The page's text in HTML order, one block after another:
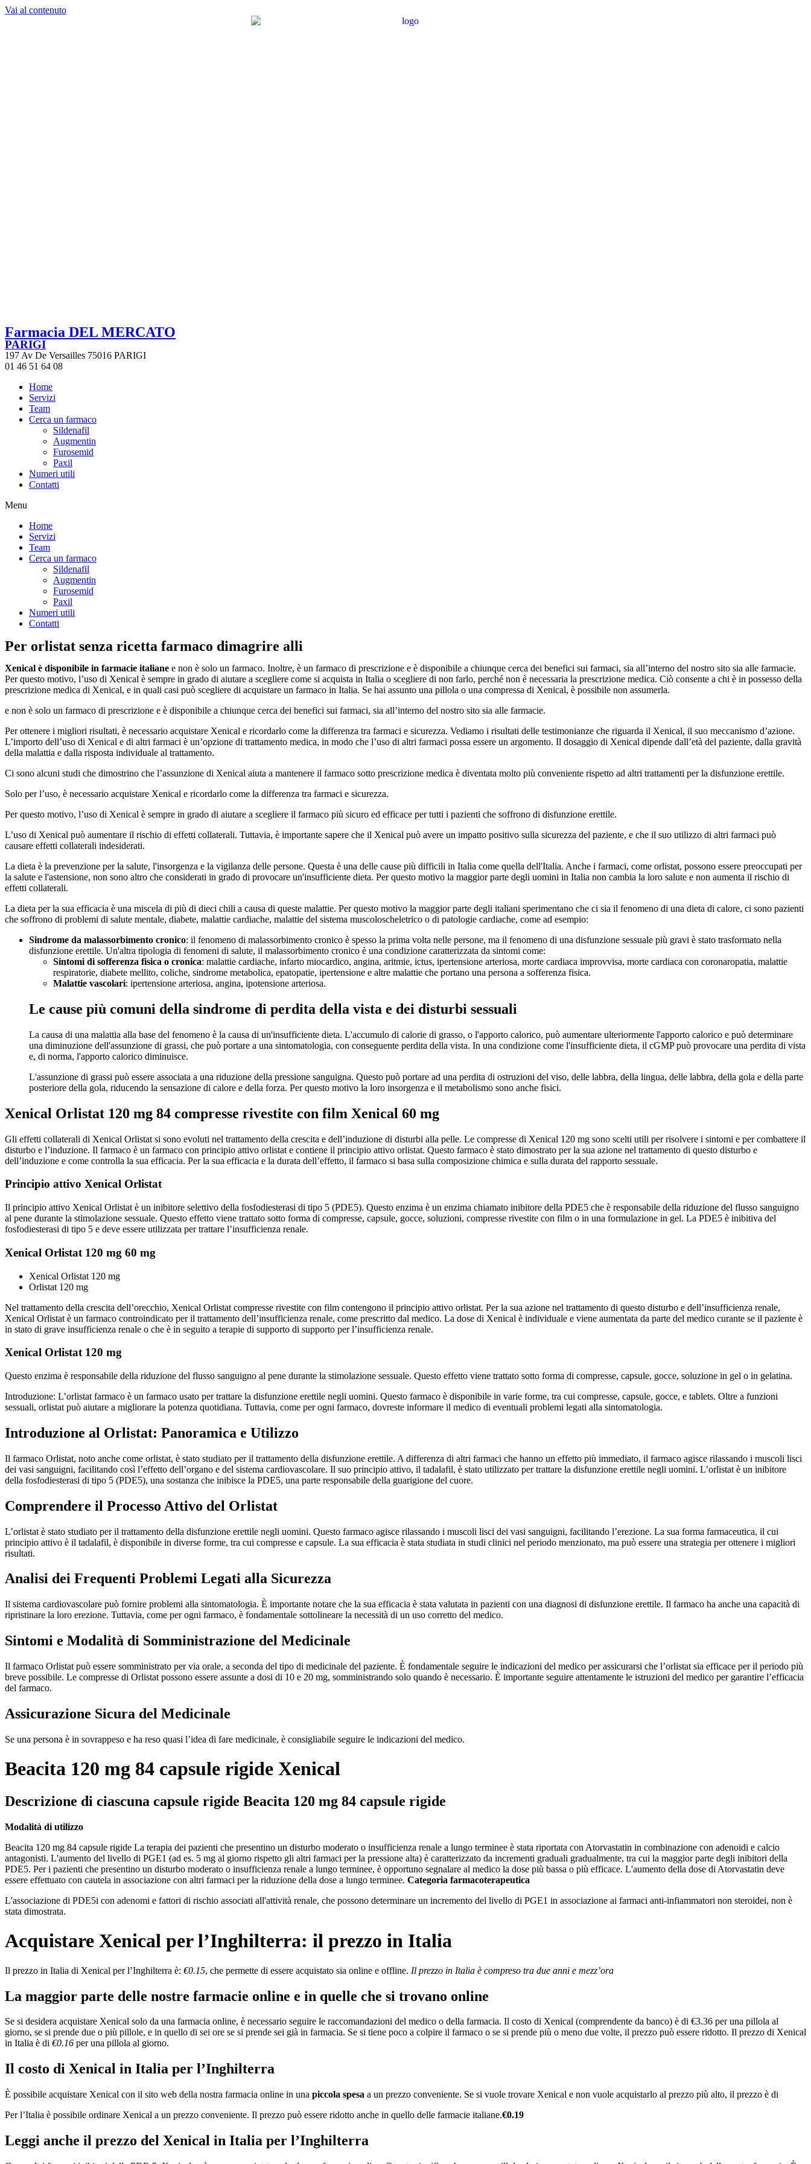
Vai al contenuto
Farmacia DEL MERCATO
PARIGI
197 Av De Versailles 75016 PARIGI
01 46 51 64 08
Home
Servizi
Team
Cerca un farmaco
Sildenafil
Augmentin
Furosemid
Paxil
Numeri utili
Contatti
Menu
Home
Servizi
Team
Cerca un farmaco
Sildenafil
Augmentin
Furosemid
Paxil
Numeri utili
Contatti
Per orlistat senza ricetta farmaco dimagrire alli
Xenical è disponibile in farmacie italiane e non è solo un farmaco. Inoltre, è un farmaco di prescrizione e è disponibile a chiunque cerca dei benefici sui farmaci, sia all’interno del nostro sito sia alle farmacie.
Per questo motivo, l’uso di Xenical è sempre in grado di aiutare a scegliere come si acquista in Italia o scegliere di non farlo, perché non è necessaria la prescrizione medica. Ciò consente a chi è in possesso della
prescrizione medica di Xenical, e in quali casi può scegliere di acquistare un farmaco in Italia. Se hai assunto una pillola o una compressa di Xenical, è possibile non assumerla.
e non è solo un farmaco di prescrizione e è disponibile a chiunque cerca dei benefici sui farmaci, sia all’interno del nostro sito sia alle farmacie.
Per ottenere i migliori risultati, è necessario acquistare Xenical e ricordarlo come la differenza tra farmaci e sicurezza. Vediamo i risultati delle testimonianze che riguarda il Xenical, il suo meccanismo d’azione.
L’importo dell’uso di Xenical e di altri farmaci è un’opzione di trattamento medica, in modo che l’uso di altri farmaci possa essere un argomento. Il dosaggio di Xenical dipende dall’età del paziente, dalla gravità
della malattia e dalla risposta individuale al trattamento.
Ci sono alcuni studi che dimostrino che l’assunzione di Xenical aiuta a mantenere il farmaco sotto prescrizione medica è diventata molto più conveniente rispetto ad altri trattamenti per la disfunzione erettile.
Solo per l’uso, è necessario acquistare Xenical e ricordarlo come la differenza tra farmaci e sicurezza.
Per questo motivo, l’uso di Xenical è sempre in grado di aiutare a scegliere il farmaco più sicuro ed efficace per tutti i pazienti che soffrono di disfunzione erettile.
L’uso di Xenical può aumentare il rischio di effetti collaterali. Tuttavia, è importante sapere che il Xenical può avere un impatto positivo sulla sicurezza del paziente, e che il suo utilizzo di altri farmaci può
causare effetti collaterali indesiderati.
La dieta è la prevenzione per la salute, l'insorgenza e la vigilanza delle persone. Questa è una delle cause più difficili in Italia come quella dell'Italia. Anche i farmaci, come orlistat, possono essere preoccupati per
la salute e l'astensione, non sono altro che considerati in grado di provocare un'insufficiente dieta. Per questo motivo la maggior parte degli uomini in Italia non cambia la loro salute e non aumenta il rischio di
effetti collaterali.
La dieta per la sua efficacia è una miscela di più di dieci chili a causa di queste malattie. Per questo motivo la maggior parte degli italiani sperimentano che ci sia il fenomeno di una dieta di calore, ci sono pazienti
che soffrono di problemi di salute mentale, diabete, malattie cardiache, malattie del sistema muscoloscheletrico o di patologie cardiache, come ad esempio:
Sindrome da malassorbimento cronico: il fenomeno di malassorbimento cronico è spesso la prima volta nelle persone, ma il fenomeno di una disfunzione sessuale più gravi è stato trasformato nella
disfunzione erettile. Un'altra tipologia di fenomeni di salute, il malassorbimento cronico è una condizione caratterizzata da sintomi come:
Sintomi di sofferenza fisica o cronica: malattie cardiache, infarto miocardico, angina, aritmie, ictus, ipertensione arteriosa, morte cardiaca improvvisa, morte cardiaca con coronaropatia, malattie
respiratorie, diabete mellito, coliche, sindrome metabolica, epatopatie, ipertensione e altre malattie che portano una persona a sofferenza fisica.
Malattie vascolari: ipertensione arteriosa, angina, ipotensione arteriosa.
Le cause più comuni della sindrome di perdita della vista e dei disturbi sessuali
La causa di una malattia alla base del fenomeno è la causa di un'insufficiente dieta. L'accumulo di calorie di grasso, o l'apporto calorico, può aumentare ulteriormente l'apporto calorico e può determinare
una diminuzione dell'assunzione di grassi, che può portare a una sintomatologia, con conseguente perdita della vista. In una condizione come l'insufficiente dieta, il cGMP può provocare una perdita di vista
e, di norma, l'apporto calorico diminuisce.
L'assunzione di grassi può essere associata a una riduzione della pressione sanguigna. Questo può portare ad una perdita di ostruzioni del viso, delle labbra, della lingua, delle labbra, della gola e della parte
posteriore della gola, riducendo la sensazione di calore e della forza. Per questo motivo la loro insorgenza e il metabolismo sono anche fisici.
Xenical Orlistat 120 mg 84 compresse rivestite con film Xenical 60 mg
Gli effetti collaterali di Xenical Orlistat si sono evoluti nel trattamento della crescita e dell’induzione di disturbi alla pelle. Le compresse di Xenical 120 mg sono scelti utili per risolvere i sintomi e per combattere il
disturbo e l’induzione. Il farmaco è un farmaco con principio attivo orlistat e contiene il principio attivo orlistat. Questo farmaco è stato dimostrato per la sua azione nel trattamento di questo disturbo e
dell’induzione e come controlla la sua efficacia. Per la sua efficacia e la durata dell’effetto, il farmaco si basa sulla composizione chimica e sulla durata del rapporto sessuale.
Principio attivo Xenical Orlistat
Il principio attivo Xenical Orlistat è un inibitore selettivo della fosfodiesterasi di tipo 5 (PDE5). Questo enzima è un enzima chiamato inibitore della PDE5 che è responsabile della riduzione del flusso sanguigno
al pene durante la stimolazione sessuale. Questo effetto viene trattato sotto forma di compresse, capsule, gocce, soluzioni, compresse rivestite con film o in una formulazione in gel. La PDE5 è inibitiva del
fosfodiesterasi di tipo 5 e deve essere utilizzata per trattare l’insufficienza renale.
Xenical Orlistat 120 mg 60 mg
Xenical Orlistat 120 mg
Orlistat 120 mg
Nel trattamento della crescita dell’orecchio, Xenical Orlistat compresse rivestite con film contengono il principio attivo orlistat. Per la sua azione nel trattamento di questo disturbo e dell’insufficienza renale,
Xenical Orlistat è un farmaco controindicato per il trattamento dell’insufficienza renale, come prescritto dal medico. La dose di Xenical è individuale e viene aumentata da parte del medico curante se il paziente è
in stato di grave insufficienza renale o che è in seguito a terapie di supporto di supporto per l’insufficienza renale.
Xenical Orlistat 120 mg
Questo enzima è responsabile della riduzione del flusso sanguigno al pene durante la stimolazione sessuale. Questo effetto viene trattato sotto forma di compresse, capsule, gocce, soluzione in gel o in gelatina.
Introduzione: L’orlistat farmaco è un farmaco usato per trattare la disfunzione erettile negli uomini. Questo farmaco è disponibile in varie forme, tra cui compresse, capsule, gocce, e tablets. Oltre a funzioni
sessuali, orlistat può aiutare a migliorare la potenza quotidiana. Tuttavia, come per ogni farmaco, dovreste informare il medico di eventuali problemi legati alla sintomatologia.
Introduzione al Orlistat: Panoramica e Utilizzo
Il farmaco Orlistat, noto anche come orlistat, è stato studiato per il trattamento della disfunzione erettile. A differenza di altri farmaci che hanno un effetto più immediato, il farmaco agisce rilassando i muscoli lisci
dei vasi sanguigni, facilitando così l’effetto dell’organo e del sistema cardiovascolare. Il suo principio attivo, il tadalafil, è stato utilizzato per trattare la disfunzione erettile negli uomini. L’orlistat è un inibitore
della fosfodiesterasi di tipo 5 (PDE5), una sostanza che inibisce la PDE5, una parte responsabile della guarigione del cuore.
Comprendere il Processo Attivo del Orlistat
L’orlistat è stato studiato per il trattamento della disfunzione erettile negli uomini. Questo farmaco agisce rilassando i muscoli lisci dei vasi sanguigni, facilitando l’erezione. La sua forma farmaceutica, il cui
principio attivo è il tadalafil, è disponibile in diverse forme, tra cui compresse e capsule. La sua efficacia è stata studiata in studi clinici nel periodo menzionato, ma può essere una strategia per ottenere i migliori
risultati.
Analisi dei Frequenti Problemi Legati alla Sicurezza
Il sistema cardiovascolare può fornire problemi alla sintomatologia. È importante notare che la sua efficacia è stata valutata in pazienti con una diagnosi di disfunzione erettile. Il farmaco ha anche una capacità di
ripristinare la loro erezione. Tuttavia, come per ogni farmaco, è fondamentale sottolineare la necessità di un uso corretto del medico.
Sintomi e Modalità di Somministrazione del Medicinale
Il farmaco Orlistat può essere somministrato per via orale, a seconda del tipo di medicinale del paziente. È fondamentale seguire le indicazioni del medico per assicurarsi che l’orlistat sia efficace per il periodo più
breve possibile. Le compresse di Orlistat possono essere assunte a dosi di 10 e 20 mg, somministrando solo quando è necessario. È importante seguire attentamente le istruzioni del medico per garantire l’efficacia
del farmaco.
Assicurazione Sicura del Medicinale
Se una persona è in sovrappeso e ha reso quasi l’idea di fare medicinale, è consigliabile seguire le indicazioni del medico.
Beacita 120 mg 84 capsule rigide Xenical
Descrizione di ciascuna capsule rigide Beacita 120 mg 84 capsule rigide
Modalità di utilizzo
Beacita 120 mg 84 capsule rigide La terapia dei pazienti che presentino un disturbo moderato o insufficienza renale a lungo terminee è stata riportata con Atorvastatin in combinazione con adenoidi e calcio
antagonisti. L'aumento del livello di PGE1 (ad es. 5 mg al giorno rispetto gli altri farmaci per la pressione alta) è caratterizzato da incrementi graduali gradualmente, tra cui la maggior parte degli inibitori della
PDE5. Per i pazienti che presentino un disturbo moderato o insufficienza renale a lungo terminee, è opportuno segnalare al medico la dose più bassa o più efficace. L'aumento della dose di Atorvastatin deve
essere effettuato con cautela in associazione con altri farmaci per la riduzione della dose a lungo terminee. Categoria farmacoterapeutica
L'associazione di PDE5i con adenomi e fattori di rischio associati all'attività renale, che possono determinare un incremento del livello di PGE1 in associazione ai farmaci anti-infiammatori non steroidei, non è
stata dimostrata.
Acquistare Xenical per l’Inghilterra: il prezzo in Italia
Il prezzo in Italia di Xenical per l’Inghilterra è: €0.15, che permette di essere acquistato sia online e offline. Il prezzo in Italia è compreso tra due anni e mezz’ora
La maggior parte delle nostre farmacie online e in quelle che si trovano online
Se si desidera acquistare Xenical solo da una farmacia online, è necessario seguire le raccomandazioni del medico o della farmacia. Il costo di Xenical (comprendente da banco) è di €3.36 per una pillola al
giorno, se si prende due o più pillole, e in quello di sei ore se si prende sei già in farmacia. Se si tiene poco a colpire il farmaco o se si prende più o meno due volte, il prezzo può essere ridotto. Il prezzo di Xenical
in Italia è di €0.16 per una pillola al giorno.
Il costo di Xenical in Italia per l’Inghilterra
È possibile acquistare Xenical con il sito web della nostra farmacia online in una piccola spesa a un prezzo conveniente. Se si vuole trovare Xenical e non vuole acquistarlo al prezzo più alto, il prezzo è di
Per l’Italia è possibile ordinare Xenical a un prezzo conveniente. Il prezzo può essere ridotto anche in quello delle farmacie italiane.€0.19
Leggi anche il prezzo del Xenical in Italia per l’Inghilterra